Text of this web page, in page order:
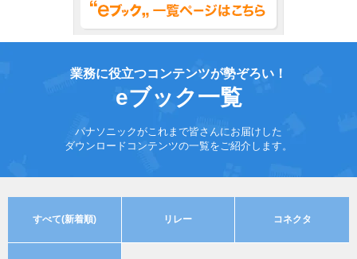
業務に役立つコンテンツが勢ぞろい！
eブック一覧
パナソニックがこれまで皆さんにお届けした
ダウンロードコンテンツの一覧をご紹介します。
すべて(新着順) リレー コネクタ